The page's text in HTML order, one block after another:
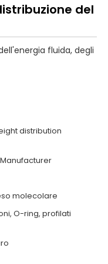
del
fluida, degli
distribution
Manufacturer
molecolare
O-ring, profilati